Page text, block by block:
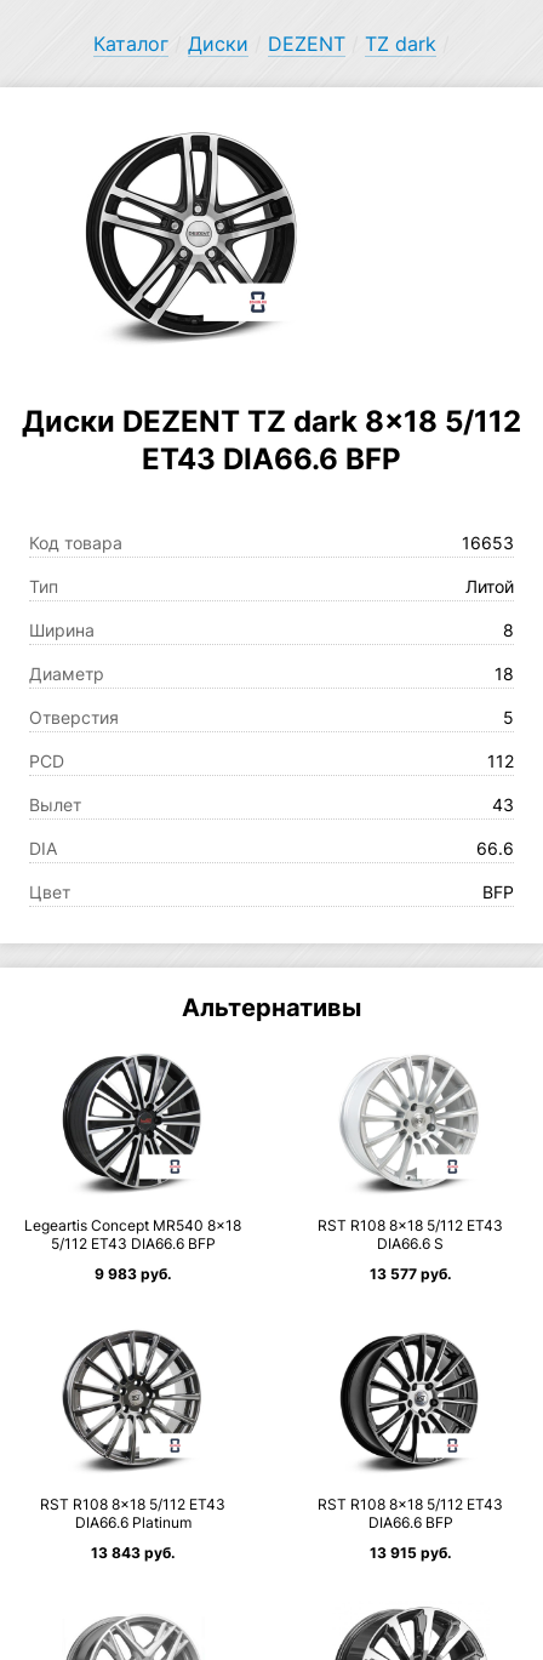
Каталог Диски DEZENT TZ dark
Диски DEZENT TZ dark 8×18 5/112
ET43 DIA66.6 BFP
Код товара 16653
Тип Литой
Ширина 8
Диаметр 18
Отверстия 5
PCD 112
Вылет 43
DIA 66.6
Цвет BFP
Альтернативы
Legeartis Concept MR540 8×18
5/112 ET43 DIA66.6 BFP
9 983 руб.
RST R108 8×18 5/112 ET43
DIA66.6 S
13 577 руб.
RST R108 8×18 5/112 ET43
DIA66.6 Platinum
13 843 руб.
RST R108 8×18 5/112 ET43
DIA66.6 BFP
13 915 руб.